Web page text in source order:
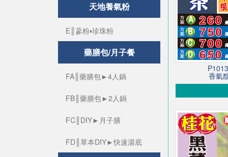
香氣
天地養氣粉
E║蔘粉▪珍珠粉
藥膳包/月子餐
FA║藥膳包►4人鍋
FB║藥膳包►2人鍋
FC║DIY►月子膳
FD║草本DIY►快速湯底